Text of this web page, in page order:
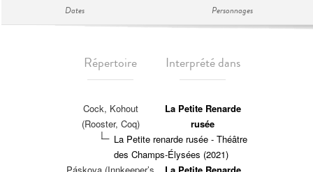
Dates Personnages
Répertoire Interprété dans
Cock, Kohout
(Rooster, Coq)
La Petite Renarde
rusée
La Petite renarde rusée - Théâtre
des Champs-Élysées (2021)